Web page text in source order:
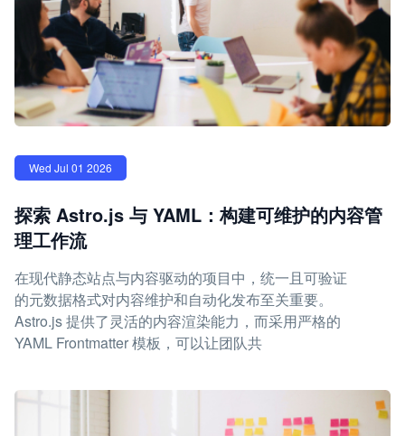
Wed Jul 01 2026
探索 Astro.js 与 YAML：构建可维护的内容管
理工作流
在现代静态站点与内容驱动的项目中，统一且可验证
的元数据格式对内容维护和自动化发布至关重要。
Astro.js 提供了灵活的内容渲染能力，而采用严格的
YAML Frontmatter 模板，可以让团队共